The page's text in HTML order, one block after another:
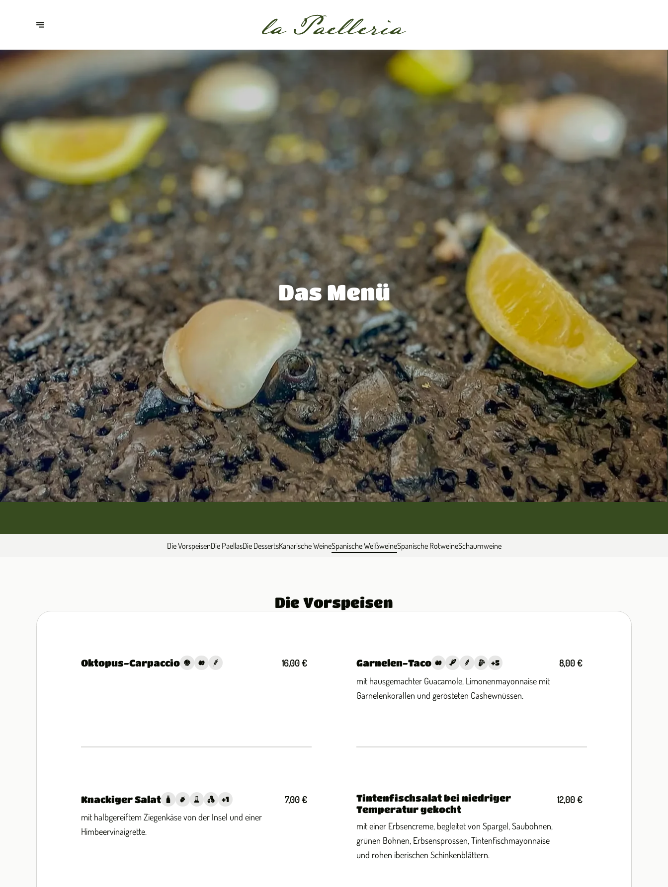
Das Menü
Die VorspeisenDie PaellasDie DessertsKanarische WeineSpanische WeißweineSpanische RotweineSchaumweine
Die Vorspeisen
Oktopus-Carpaccio 16,00 € Garnelen-Taco +5
mit hausgemachter Guacamole, Limonenmayonnaise mit
Garnelenkorallen und gerösteten Cashewnüssen.
8,00 €
Knackiger Salat +1
mit halbgereiftem Ziegenkäse von der Insel und einer
Himbeervinaigrette.
7,00 €
Tintenfischsalat bei niedriger
Temperatur gekocht
mit einer Erbsencreme, begleitet von Spargel, Saubohnen,
grünen Bohnen, Erbsensprossen, Tintenfischmayonnaise
und rohen iberischen Schinkenblättern.
12,00 €